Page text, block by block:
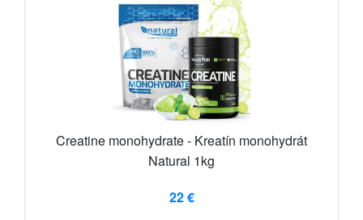
Creatine monohydrate - Kreatín monohydrát
Natural 1kg
22 €